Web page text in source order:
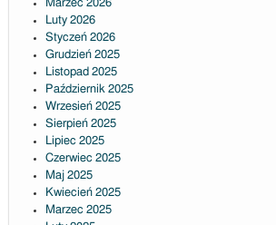
Marzec 2026
Luty 2026
Styczeń 2026
Grudzień 2025
Listopad 2025
Październik 2025
Wrzesień 2025
Sierpień 2025
Lipiec 2025
Czerwiec 2025
Maj 2025
Kwiecień 2025
Marzec 2025